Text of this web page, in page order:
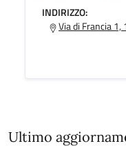
INDIRIZZO:
Via di Francia
Ultimo